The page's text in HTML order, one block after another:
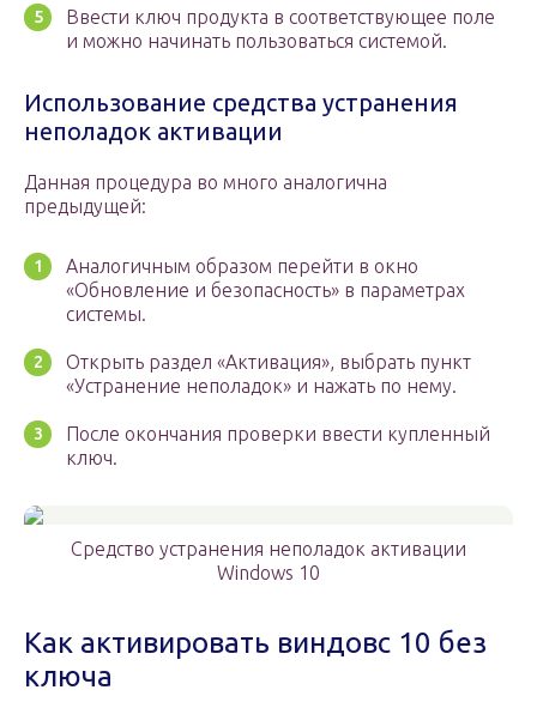
Ввести ключ продукта в соответствующее поле
и можно начинать пользоваться системой.
Использование средства устранения
неполадок активации
Данная процедура во много аналогична
предыдущей:
Аналогичным образом перейти в окно
«Обновление и безопасность» в параметрах
системы.
Открыть раздел «Активация», выбрать пункт
«Устранение неполадок» и нажать по нему.
После окончания проверки ввести купленный
ключ.
Средство устранения неполадок активации
Windows 10
Как активировать виндовс 10 без
ключа